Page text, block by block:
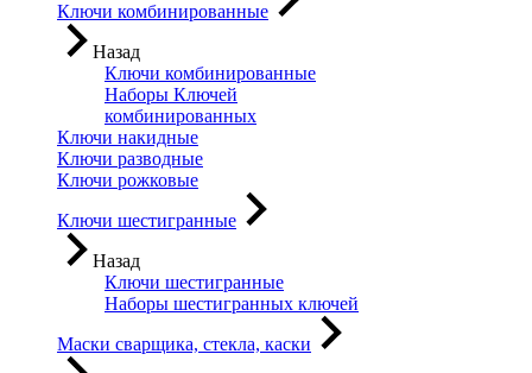
Ключи комбинированные
Назад
Ключи комбинированные
Наборы Ключей
комбинированных
Ключи накидные
Ключи разводные
Ключи рожковые
Ключи шестигранные
Назад
Ключи шестигранные
Наборы шестигранных ключей
Маски сварщика, стекла, каски